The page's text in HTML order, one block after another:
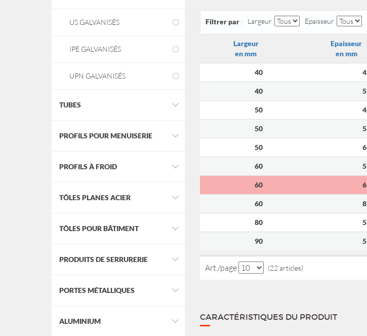
US GALVANISÉS
IPE GALVANISÉS
UPN GALVANISÉS
TUBES
PROFILS POUR MENUISERIE
PROFILS À FROID
TÔLES PLANES ACIER
TÔLES POUR BÂTIMENT
PRODUITS DE SERRURERIE
PORTES MÉTALLIQUES
ALUMINIUM
Filtrer par: Largeur Epaisseur
Largeur
en mm
Epaisseur
en mm
40 4
40 5
50 4
50 5
50 6
60 5
60 6
60 8
80 5
90 5
Art./page (22 articles)
CARACTÉRISTIQUES DU PRODUIT